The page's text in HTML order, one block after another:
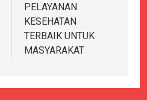
PELAYANAN
KESEHATAN
TERBAIK UNTUK
MASYARAKAT